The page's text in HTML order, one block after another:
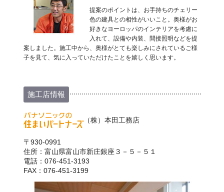
提案のポイントは、お手持ちのチェリー
色の建具との相性がいいこと。奥様がお
好きなヨーロッパのインテリアを考慮に
入れて、設備や内装、間接照明などを提
案しました。施工中から、奥様がとても楽しみにされているご様
子を見て、気に入っていただけたことを嬉しく思います。
施工店情報
（株）本田工務店
〒930-0991
住所：富山県富山市新庄銀座３－５－５１
電話：076-451-3193
FAX：076-451-3199